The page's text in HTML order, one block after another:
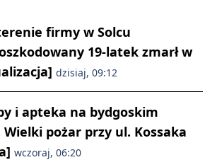
firmy w Solcu
19-latek zmarł w
dzisiaj, 09:12
i apteka na bydgoskim
pożar przy ul. Kossaka
wczoraj, 06:20